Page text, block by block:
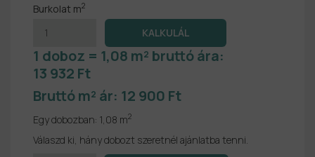
Burkolat m2
1 doboz = 1,08 m² bruttó ára:
13 932 Ft
Bruttó m² ár: 12 900 Ft
Egy dobozban: 1,08 m2
Válaszd ki, hány dobozt szeretnél ajánlatba tenni.